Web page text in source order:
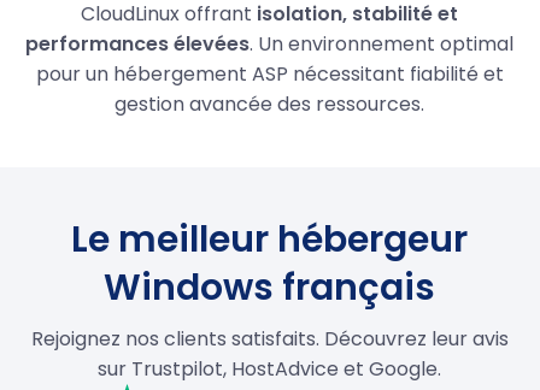
CloudLinux offrant isolation, stabilité et
performances élevées. Un environnement optimal
pour un hébergement ASP nécessitant fiabilité et
gestion avancée des ressources.
Le meilleur hébergeur
Windows français
Rejoignez nos clients satisfaits. Découvrez leur avis
sur Trustpilot, HostAdvice et Google.